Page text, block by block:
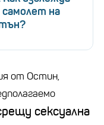
на
от Остин,
сексуална